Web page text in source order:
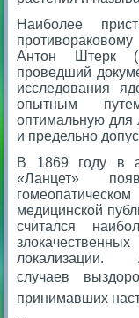
Наиболее
Антон Штерк
проведший
исследования
опытным
оптимальную для
и предельно
В 1869 году в
«Ланцет»
медицинской
считался
случаев
принимавших